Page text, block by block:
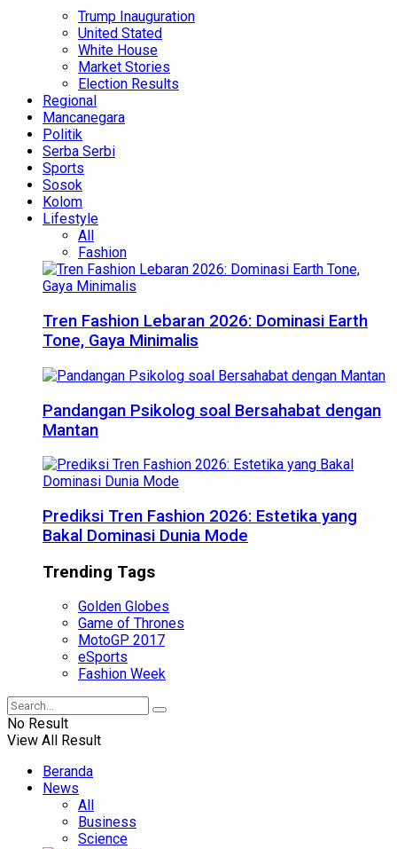
Trump Inauguration
United Stated
White House
Market Stories
Election Results
Regional
Mancanegara
Politik
Serba Serbi
Sports
Sosok
Kolom
Lifestyle
All
Fashion
Tren Fashion Lebaran 2026: Dominasi Earth
Tone, Gaya Minimalis
Pandangan Psikolog soal Bersahabat dengan
Mantan
Prediksi Tren Fashion 2026: Estetika yang
Bakal Dominasi Dunia Mode
Trending Tags
Golden Globes
Game of Thrones
MotoGP 2017
eSports
Fashion Week
No Result
View All Result
Beranda
News
All
Business
Science